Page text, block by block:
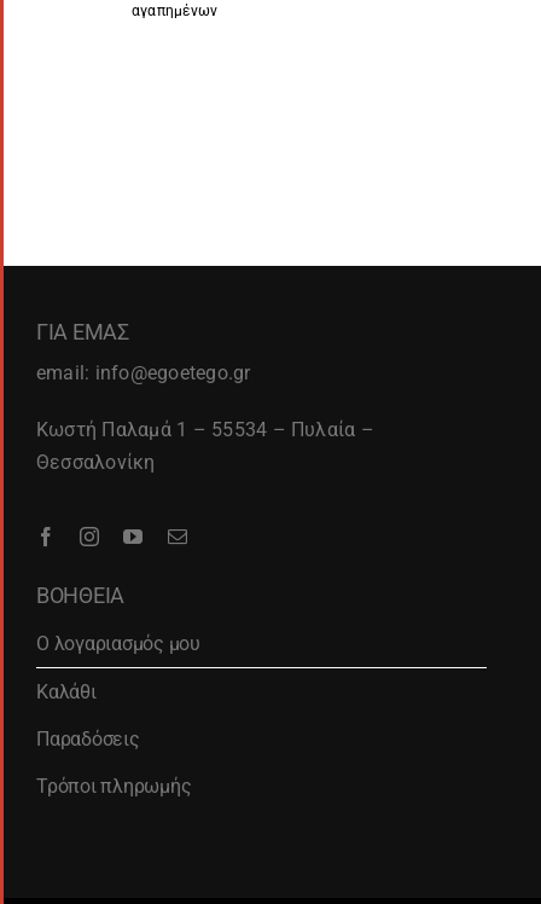
αγαπημένων
ΓΙΑ ΕΜΑΣ
email: info@egoetego.gr
Κωστή Παλαμά 1 – 55534 – Πυλαία –
Θεσσαλονίκη
ΒΟΗΘΕΙΑ
Ο λογαριασμός μου
Καλάθι
Παραδόσεις
Τρόποι πληρωμής